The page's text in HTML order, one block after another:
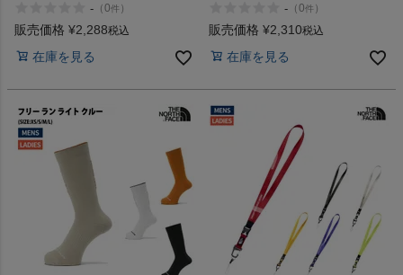
- （0件 ）
販売価格 ¥2,288税込
在庫を見る
下 ソックス クルー丈 保温 THE
NORTH FACE Hikers Crew CC
ール
- （0件 ）
販売価格 ¥2,310税込
在庫を見る